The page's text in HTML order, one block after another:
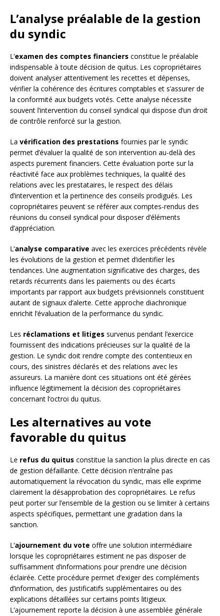
L’analyse préalable de la gestion
du syndic
L’examen des comptes financiers constitue le préalable
indispensable à toute décision de quitus. Les copropriétaires
doivent analyser attentivement les recettes et dépenses,
vérifier la cohérence des écritures comptables et s’assurer de
la conformité aux budgets votés. Cette analyse nécessite
souvent l’intervention du conseil syndical qui dispose d’un droit
de contrôle renforcé sur la gestion.
La vérification des prestations fournies par le syndic
permet d’évaluer la qualité de son intervention au-delà des
aspects purement financiers. Cette évaluation porte sur la
réactivité face aux problèmes techniques, la qualité des
relations avec les prestataires, le respect des délais
d’intervention et la pertinence des conseils prodigués. Les
copropriétaires peuvent se référer aux comptes-rendus des
réunions du conseil syndical pour disposer d’éléments
d’appréciation.
L’analyse comparative avec les exercices précédents révèle
les évolutions de la gestion et permet d’identifier les
tendances. Une augmentation significative des charges, des
retards récurrents dans les paiements ou des écarts
importants par rapport aux budgets prévisionnels constituent
autant de signaux d’alerte. Cette approche diachronique
enrichit l’évaluation de la performance du syndic.
Les réclamations et litiges survenus pendant l’exercice
fournissent des indications précieuses sur la qualité de la
gestion. Le syndic doit rendre compte des contentieux en
cours, des sinistres déclarés et des relations avec les
assureurs. La manière dont ces situations ont été gérées
influence légitimement la décision des copropriétaires
concernant l’octroi du quitus.
Les alternatives au vote
favorable du quitus
Le refus du quitus constitue la sanction la plus directe en cas
de gestion défaillante. Cette décision n’entraîne pas
automatiquement la révocation du syndic, mais elle exprime
clairement la désapprobation des copropriétaires. Le refus
peut porter sur l’ensemble de la gestion ou se limiter à certains
aspects spécifiques, permettant une gradation dans la
sanction.
L’ajournement du vote offre une solution intermédiaire
lorsque les copropriétaires estiment ne pas disposer de
suffisamment d’informations pour prendre une décision
éclairée. Cette procédure permet d’exiger des compléments
d’information, des justificatifs supplémentaires ou des
explications détaillées sur certains points litigieux.
L’ajournement reporte la décision à une assemblée générale